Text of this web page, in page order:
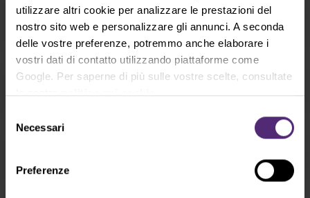
utilizzare altri cookie per analizzare le prestazioni del
nostro sito web e personalizzare gli annunci. A seconda
delle vostre preferenze, potremmo anche elaborare i
vostri dati di contatto utilizzando piattaforme come
Google. Per saperne di più sulle vostre scelte, consultate
la nostrapolitica sui cookie.
delNecessari
Preferenze
Indice dell'euro
(EURX)
Indice del dollaro
(USDX)